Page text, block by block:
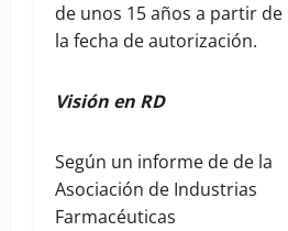
de unos 15 años a partir de
la fecha de autorización.
Visión en RD
Según un informe de de la
Asociación de Industrias
Farmacéuticas